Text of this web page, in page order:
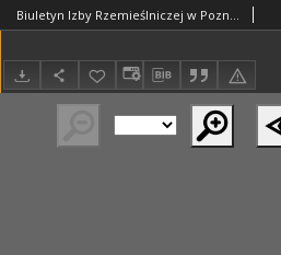
Biuletyn Izby Rzemieślniczej w Poznaniu: informator periodyczny Poznańskiej Izby Rzemieślniczej w sprawach zawodowych, organizacyjnych, oświatowych i gospodarczych dotyczących rzemiosła wielkopolskiego 1939.04.15 R.2 Nr12